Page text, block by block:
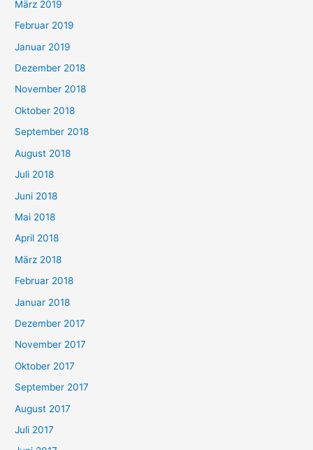
März 2019
Februar 2019
Januar 2019
Dezember 2018
November 2018
Oktober 2018
September 2018
August 2018
Juli 2018
Juni 2018
Mai 2018
April 2018
März 2018
Februar 2018
Januar 2018
Dezember 2017
November 2017
Oktober 2017
September 2017
August 2017
Juli 2017